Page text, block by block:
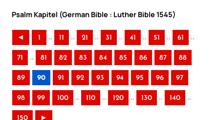
Psalm Kapitel (German Bible : Luther Bible 1545)
◄ 1 .. 11 .. 21 .. 31 .. 41 .. 51 .. 61 ..
71 .. 81 82 83 84 85 86 87 88
89 90 91 92 93 94 95 96 97
98 99 100 .. 110 .. 120 .. 130 .. 140 ..
150 ►